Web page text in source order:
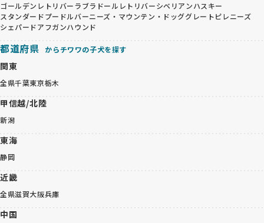
ゴールデンレトリバー ラブラドールレトリバーシベリアンハスキー
スタンダードプードルバーニーズ・マウンテン・ドッググレートピレニーズ
シェパードアフガンハウンド
都道府県 からチワワの子犬を探す
関東
全県千葉東京栃木
甲信越/北陸
新潟
東海
静岡
近畿
全県滋賀大阪兵庫
中国